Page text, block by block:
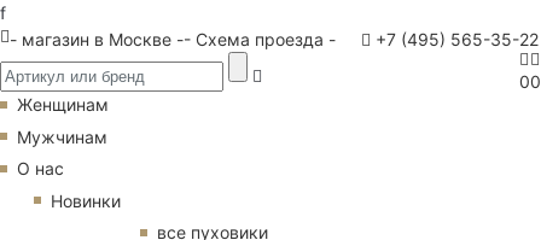
f
- магазин в Москве -- Схема проезда - +7 (495) 565-35-22
00
Женщинам
Мужчинам
О нас
Новинки
все пуховики